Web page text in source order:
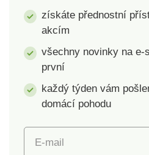
Možnost měření v
jednotkách: gr, lb, oz,
5 kg. Provoz na baterii
1x CR2032, je
Rozměry: 15 x 21,5 x
1,5 cm.
získáte přednostní
akcím
všechny novinky na e-
první
každý týden vám
domácí pohodu
E-mail